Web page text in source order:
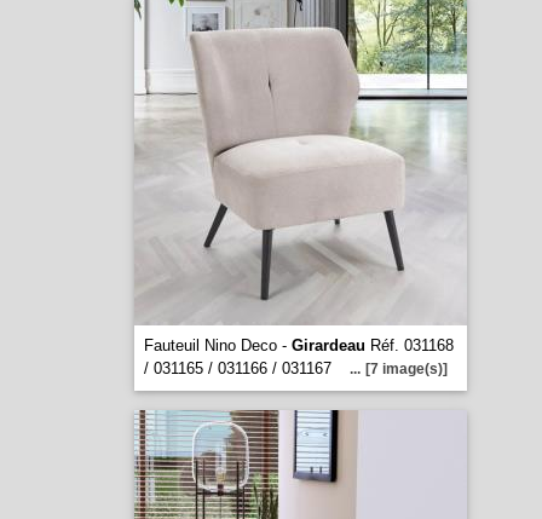
Fauteuil Nino Deco - Girardeau Réf. 031168
/ 031165 / 031166 / 031167
... [7 image(s)]